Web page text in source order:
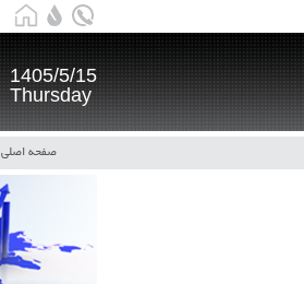
1405/5/15
Thursday
صفحه اصلی